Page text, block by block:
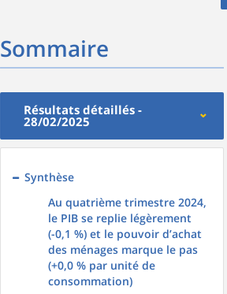
Sommaire
Résultats détaillés -
28/02/2025
Synthèse
Au quatrième trimestre 2024,
le PIB se replie légèrement
(-0,1 %) et le pouvoir d’achat
des ménages marque le pas
(+0,0 % par unité de
consommation)